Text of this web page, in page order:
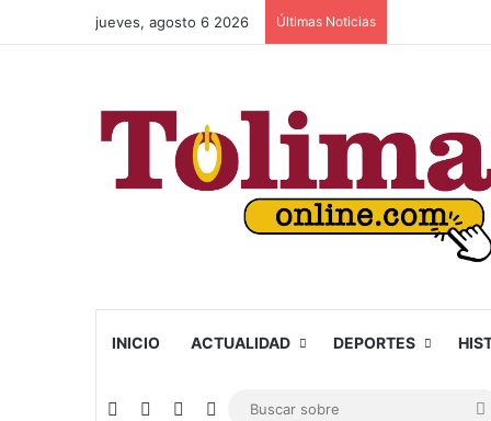
jueves, agosto 6 2026 Últimas Noticias
INICIO ACTUALIDAD DEPORTES
Facebook YouTubeInstagram